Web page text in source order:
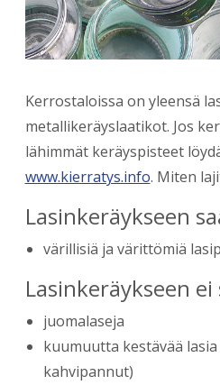
Kerrostaloissa on yleensä
metallikeräyslaatikot. Jos
lähimmät keräyspisteet
www.kierratys.info. Miten
Lasinkeräykseen
v​ärillisiä ja värittömiä
Lasinkeräykseen
juomalaseja
kuumuutta kestävää
kahvipannut)